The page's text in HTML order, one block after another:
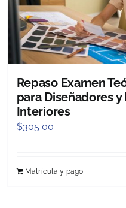
Repaso Examen
para Diseñadores
Interiores
$305.00
Matrícula y pago